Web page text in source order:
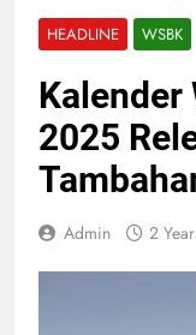
HEADLINE WSBK
Kalender
2025
Admin 2